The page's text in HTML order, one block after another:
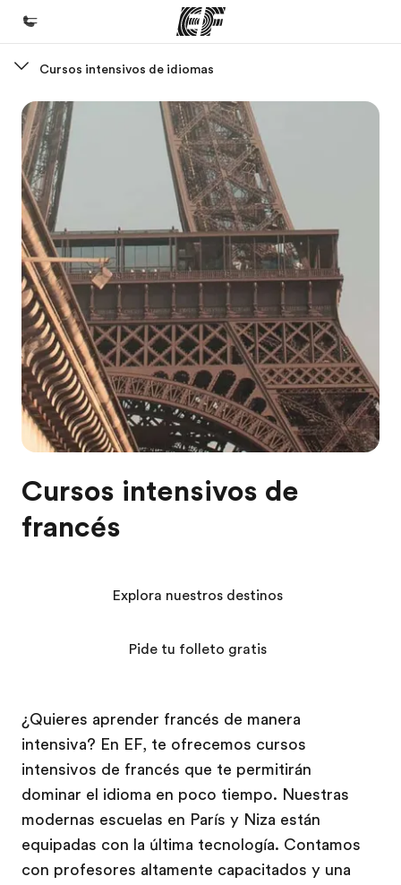
Bienvenido a EF
Programas
Ver todo lo que hacemos
Oficinas
Encuentra una oficina
Sobre nosotros
Quiénes somos
Trabajos
Únete al equipo
Cursos intensivos de idiomas
Cursos intensivos de
francés
¿Quieres aprender francés de manera
intensiva? En EF, te ofrecemos cursos
intensivos de francés que te permitirán
dominar el idioma en poco tiempo. Nuestras
modernas escuelas en París y Niza están
equipadas con la última tecnología. Contamos
con profesores altamente capacitados y una
Explora nuestros destinos
Pide tu folleto gratis